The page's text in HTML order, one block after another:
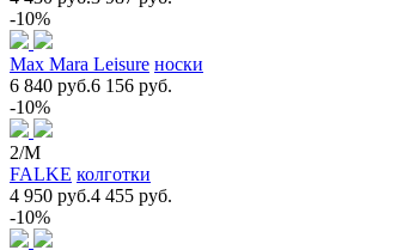
-10%
Max Mara Leisure носки
6 840 руб.6 156 руб.
-10%
2/M
FALKE колготки
4 950 руб.4 455 руб.
-10%